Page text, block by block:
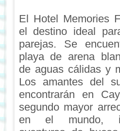
El Hotel Memories
el destino ideal
parejas. Se
playa de arena
de aguas cálidas y
Los amantes del
encontrarán en
segundo mayor
en el mundo,